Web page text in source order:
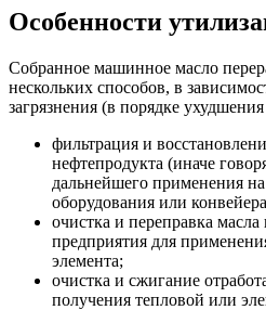
Особенности
Собранное машинное масло
нескольких способов, в
загрязнения (в порядке ухудшения
фильтрация и
нефтепродукта (иначе
дальнейшего применения
оборудования или
очистка и переправка
предприятия для
элемента;
очистка и сжигание
получения тепловой или